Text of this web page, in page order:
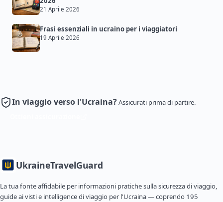
21 Aprile 2026
Frasi essenziali in ucraino per i viaggiatori
19 Aprile 2026
In viaggio verso l'Ucraina?Assicurati prima di partire.
UkraineTravelGuard
La tua fonte affidabile per informazioni pratiche sulla sicurezza di viaggio,
guide ai visti e intelligence di viaggio per l'Ucraina — coprendo 195